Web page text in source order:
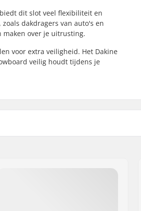
dit slot veel flexibiliteit en
dakdragers van auto's en
maken over je uitrusting.
voor extra veiligheid. Het Dakine
veilig houdt tijdens je